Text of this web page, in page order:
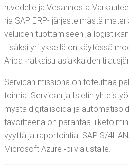
ru­ve­del­le ja Vesan­nos­ta
ria SAP ERP- jär­jes­tel­mäs­tä
ve­lui­den tuot­ta­mi­seen ja
Lisäk­si yri­tyk­sel­lä on käy­tös­sä
Ari­ba ‑rat­kai­su asiak­kai­den
Ser­vican mis­sio­na on toteut­taa
toi­mia. Ser­vican ja Isle­tin
mys­tä digi­ta­li­soi­da ja
tavoit­tee­na on paran­taa
vyyt­tä ja rapor­toin­tia. SAP S/
Mic­ro­soft Azu­re ‑pil­via­lus­tal­le.